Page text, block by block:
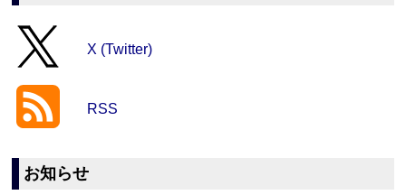
X (Twitter)
RSS
お知らせ